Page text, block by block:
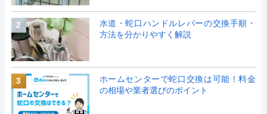
2
水道・蛇口ハンドルレバーの交換手順・
方法を分かりやすく解説
3
ホームセンターで蛇口交換は可能！料金
の相場や業者選びのポイント